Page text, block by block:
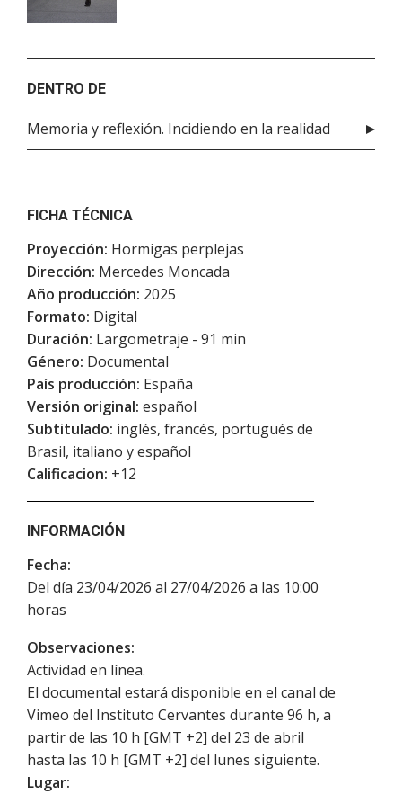
DENTRO DE
Memoria y reflexión. Incidiendo en la realidad
FICHA TÉCNICA
Proyección: Hormigas perplejas
Dirección: Mercedes Moncada
Año producción: 2025
Formato: Digital
Duración: Largometraje - 91 min
Género: Documental
País producción: España
Versión original: español
Subtitulado: inglés, francés, portugués de
Brasil, italiano y español
Calificacion: +12
INFORMACIÓN
Fecha:
Del día 23/04/2026 al 27/04/2026 a las 10:00
horas
Observaciones:
Actividad en línea.
El documental estará disponible en el canal de
Vimeo del Instituto Cervantes durante 96 h, a
partir de las 10 h [GMT +2] del 23 de abril
hasta las 10 h [GMT +2] del lunes siguiente.
Lugar: